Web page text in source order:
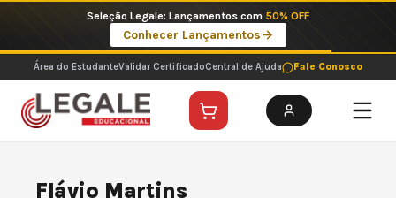
o
conteúdo
Seleção Legale: Lançamentos com 50% OFF
Conhecer Lançamentos
Área do EstudanteValidar CertificadoCentral de Ajuda Fale Conosco
Flávio Martins